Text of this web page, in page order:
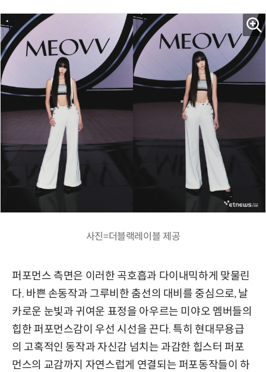
사진=더블랙레이블 제공
퍼포먼스 측면은 이러한 곡호흡과 다이내믹하게 맞물린
다. 바쁜 손동작과 그루비한 춤선의 대비를 중심으로, 날
카로운 눈빛과 귀여운 표정을 아우르는 미야오 멤버들의
힙한 퍼포먼스감이 우선 시선을 끈다. 특히 현대무용급
의 고혹적인 동작과 자신감 넘치는 과감한 힙스터 퍼포
먼스의 교감까지 자연스럽게 연결되는 퍼포동작들이 하